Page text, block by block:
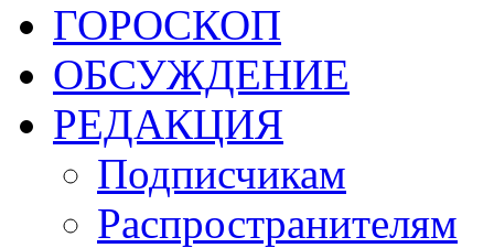
ГОРОСКОП
ОБСУЖДЕНИЕ
РЕДАКЦИЯ
Подписчикам
Распространителям